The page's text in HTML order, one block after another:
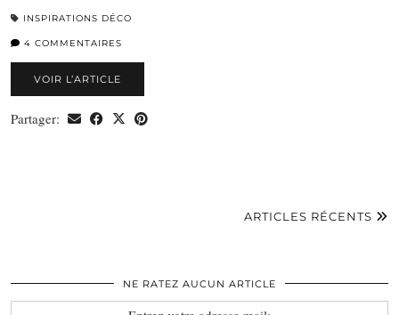
INSPIRATIONS DÉCO
4 COMMENTAIRES
VOIR L’ARTICLE
Partager:
ARTICLES RÉCENTS
NE RATEZ AUCUN ARTICLE